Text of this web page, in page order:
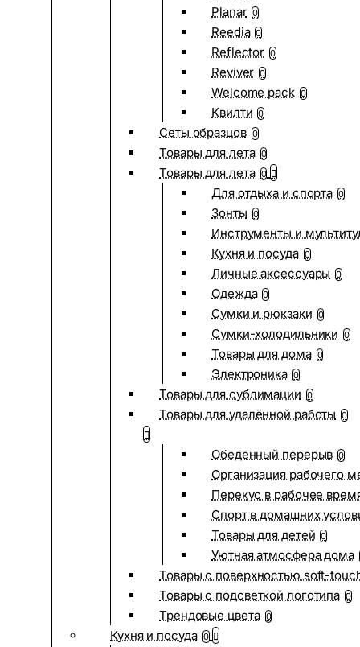
Planar 0
Reedia 0
Reflector 0
Reviver 0
Welcome pack 0
Квилти 0
Сеты образцов 0
Товары для лета 0
Товары для лета 0
Для отдыха и спорта 0
Зонты 0
Инструменты и
Кухня и посуда 0
Личные аксессуары 0
Одежда 0
Сумки и рюкзаки 0
Сумки-холодильники 0
Товары для дома 0
Электроника 0
Товары для сублимации 0
Товары для удалённой работы 0
Обеденный перерыв 0
Организация рабочего
Перекус в рабочее
Спорт в домашних
Товары для детей 0
Уютная атмосфера дома
Товары с поверхностью soft-
Товары с подсветкой логотипа 0
Трендовые цвета 0
Кухня и посуда 0